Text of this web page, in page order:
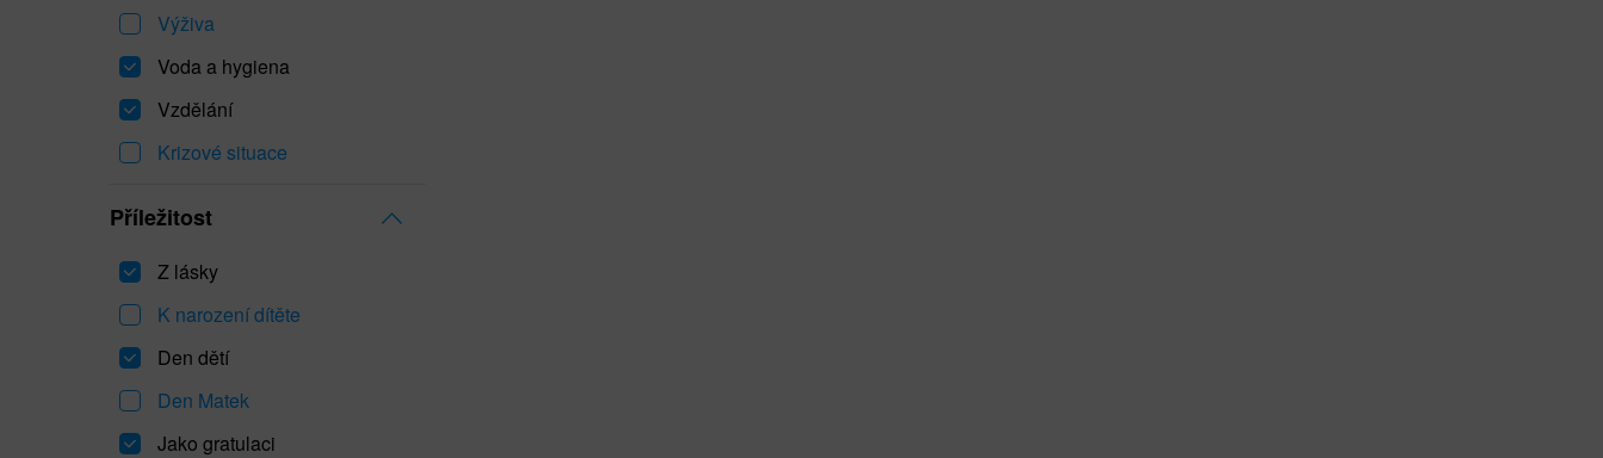
Výživa
Voda a hygiena
Vzdělání
Krizové situace
Příležitost
Z lásky
K narození dítěte
Den dětí
Den Matek
Jako gratulaci